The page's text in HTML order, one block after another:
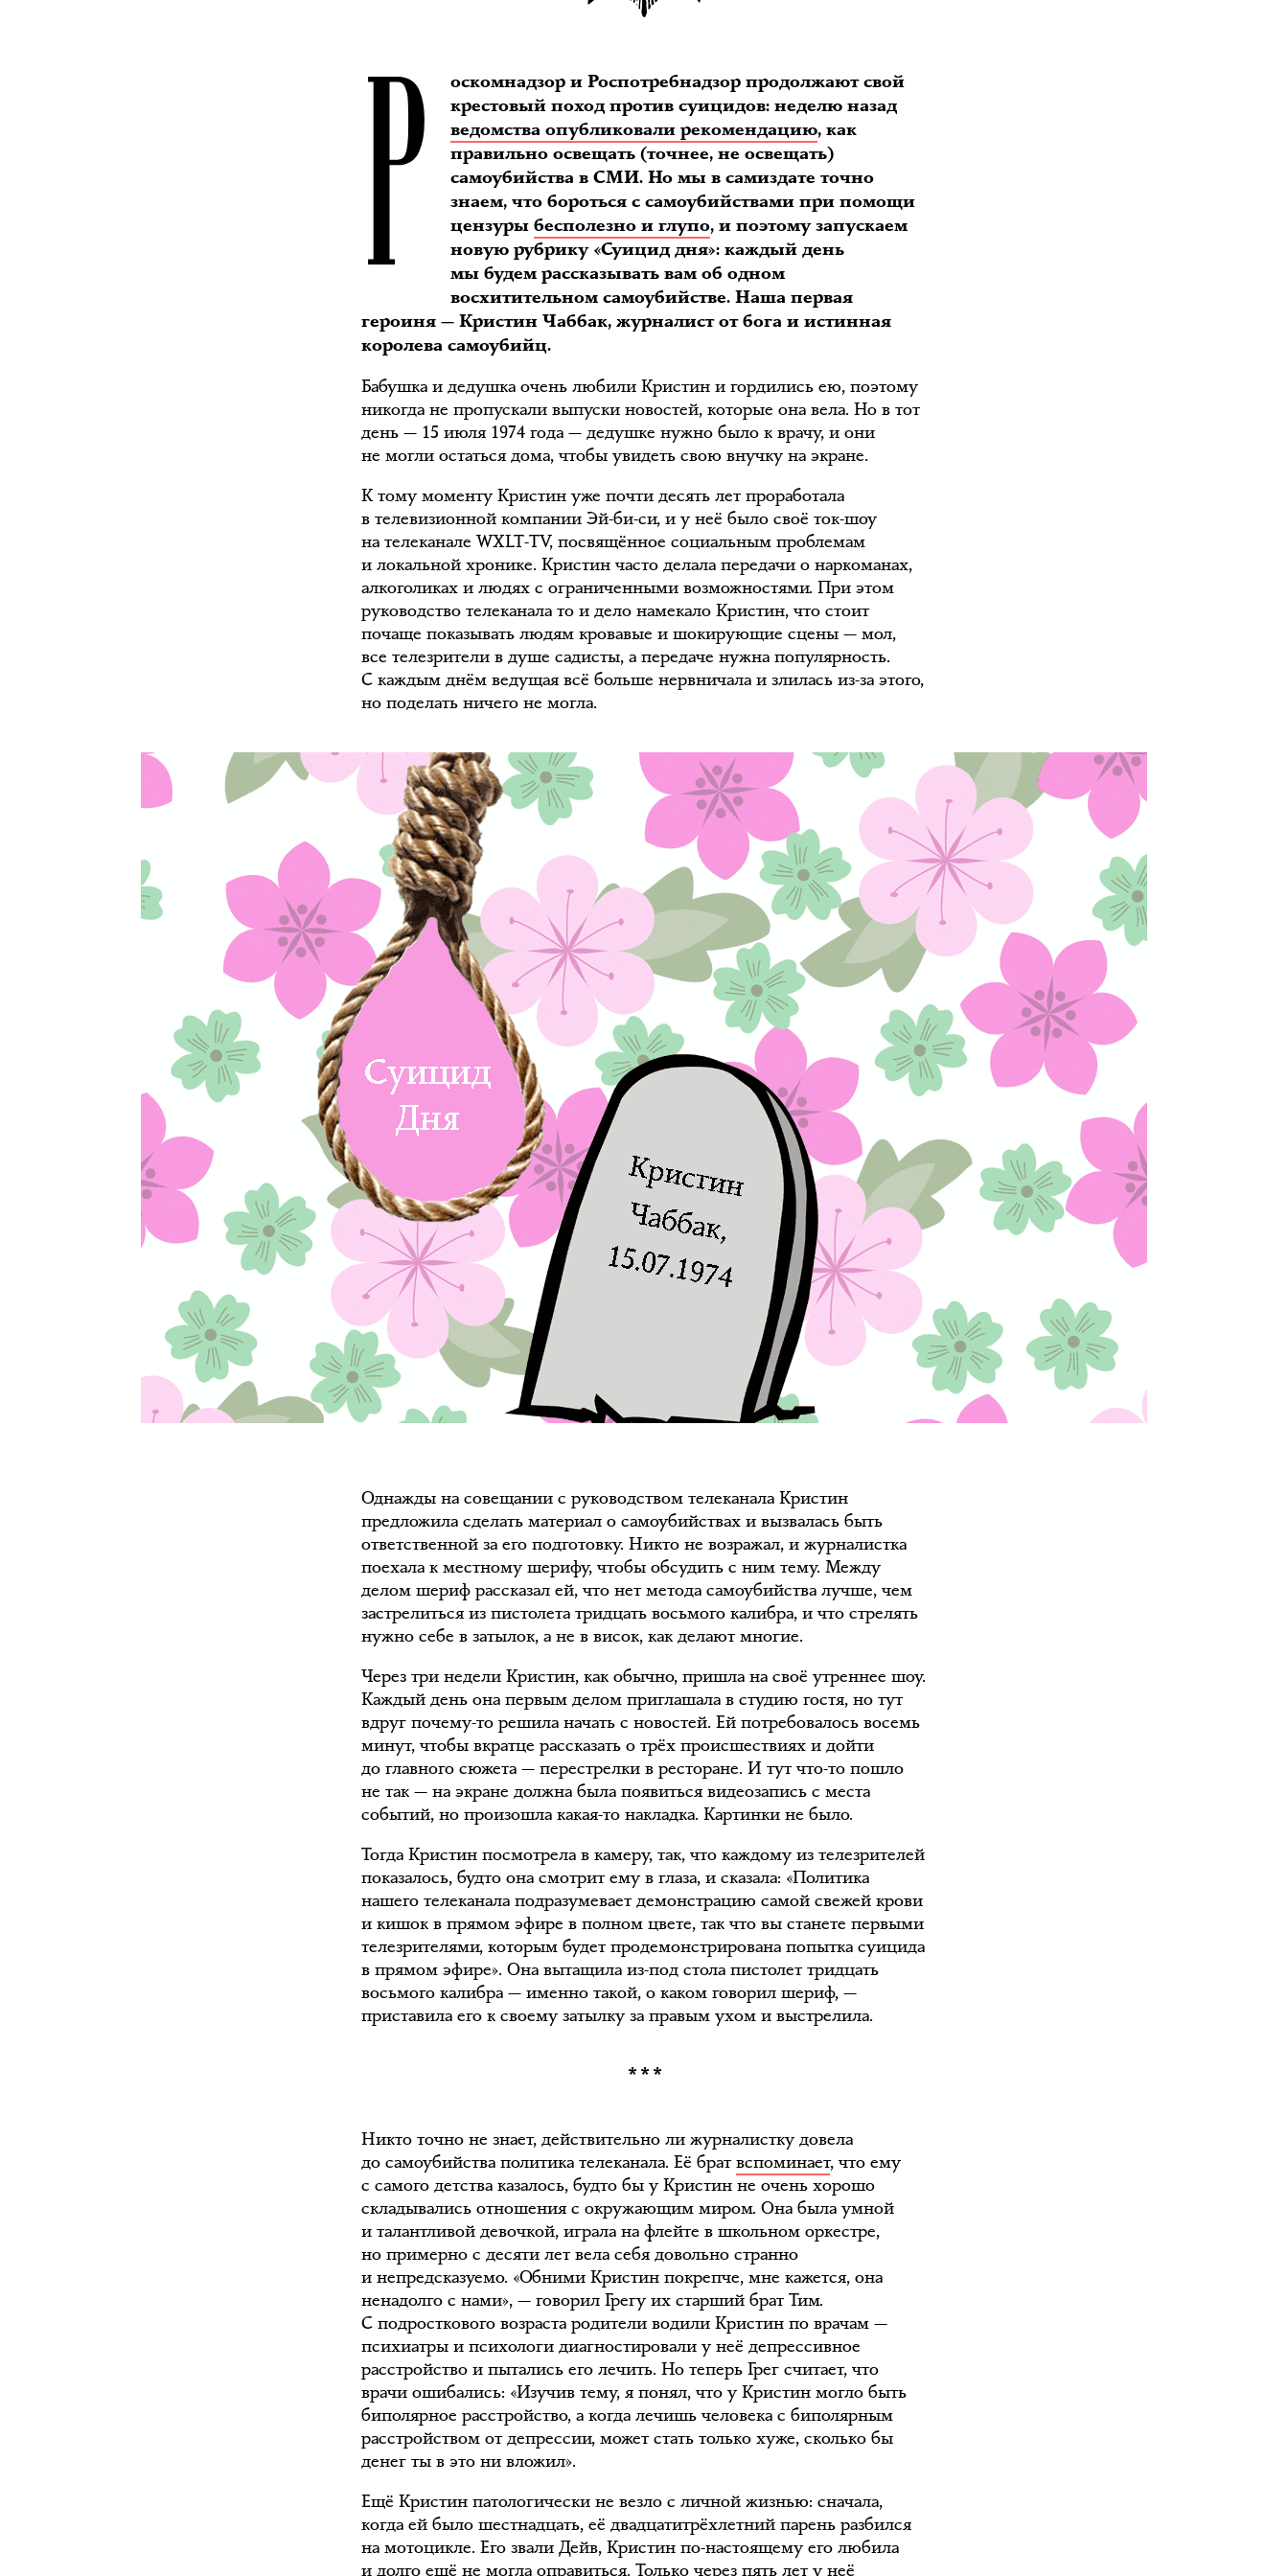
Р
оскомнадзор и Роспотребнадзор продолжают свой
крестовый поход против суицидов: неделю назад
ведомства опубликовали рекомендацию, как
правильно освещать (точнее, не освещать)
самоубийства в СМИ. Но мы в самиздате точно
знаем, что бороться с самоубийствами при помощи
цензурыбесполезно и глупо, и поэтому запускаем
новую рубрику «Суицид дня»: каждый день
мы будем рассказывать вам об одном
восхитительном самоубийстве. Наша первая
героиня — Кристин Чаббак, журналист от бога и истинная
королева самоубийц.
Бабушка и дедушка очень любили Кристин и гордились ею, поэтому
никогда не пропускали выпуски новостей, которые она вела. Но в тот
день — 15 июля 1974 года — дедушке нужно было к врачу, и они
не могли остаться дома, чтобы увидеть свою внучку на экране.
К тому моменту Кристин уже почти десять лет проработала
в телевизионной компании Эй-би-си, и у неё было своё ток-шоу
на телеканале WXLT-TV, посвящённое социальным проблемам
и локальной хронике. Кристин часто делала передачи о наркоманах,
алкоголиках и людях с ограниченными возможностями. При этом
руководство телеканала то и дело намекало Кристин, что стоит
почаще показывать людям кровавые и шокирующие сцены — мол,
все телезрители в душе садисты, а передаче нужна популярность.
С каждым днём ведущая всё больше нервничала и злилась из-за этого,
но поделать ничего не могла.
Однажды на совещании с руководством телеканала Кристин
предложила сделать материал о самоубийствах и вызвалась быть
ответственной за его подготовку. Никто не возражал, и журналистка
поехала к местному шерифу, чтобы обсудить с ним тему. Между
делом шериф рассказал ей, что нет метода самоубийства лучше, чем
застрелиться из пистолета тридцать восьмого калибра, и что стрелять
нужно себе в затылок, а не в висок, как делают многие.
Через три недели Кристин, как обычно, пришла на своё утреннее шоу.
Каждый день она первым делом приглашала в студию гостя, но тут
вдруг почему-то решила начать с новостей. Ей потребовалось восемь
минут, чтобы вкратце рассказать о трёх происшествиях и дойти
до главного сюжета — перестрелки в ресторане. И тут что-то пошло
не так — на экране должна была появиться видеозапись с места
событий, но произошла какая-то накладка. Картинки не было.
Тогда Кристин посмотрела в камеру, так, что каждому из телезрителей
показалось, будто она смотрит ему в глаза, и сказала: «Политика
нашего телеканала подразумевает демонстрацию самой свежей крови
и кишок в прямом эфире в полном цвете, так что вы станете первыми
телезрителями, которым будет продемонстрирована попытка суицида
в прямом эфире». Она вытащила из-под стола пистолет тридцать
восьмого калибра — именно такой, о каком говорил шериф, —
приставила его к своему затылку за правым ухом и выстрелила.
***
Никто точно не знает, действительно ли журналистку довела
до самоубийства политика телеканала. Её братвспоминает, что ему
с самого детства казалось, будто бы у Кристин не очень хорошо
складывались отношения с окружающим миром. Она была умной
и талантливой девочкой, играла на флейте в школьном оркестре,
но примерно с десяти лет вела себя довольно странно
и непредсказуемо. «Обними Кристин покрепче, мне кажется, она
ненадолго с нами», — говорил Грегу их старший брат Тим.
С подросткового возраста родители водили Кристин по врачам —
психиатры и психологи диагностировали у неё депрессивное
расстройство и пытались его лечить. Но теперь Грег считает, что
врачи ошибались: «Изучив тему, я понял, что у Кристин могло быть
биполярное расстройство, а когда лечишь человека с биполярным
расстройством от депрессии, может стать только хуже, сколько бы
денег ты в это ни вложил».
Ещё Кристин патологически не везло с личной жизнью: сначала,
когда ей было шестнадцать, её двадцатитрёхлетний парень разбился
на мотоцикле. Его звали Дейв, Кристин по-настоящему его любила
и долго ещё не могла оправиться. Только через пять лет у неё